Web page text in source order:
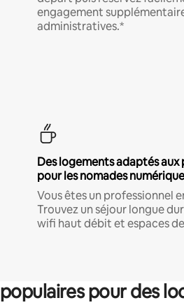
engagement
administratives.*
Des logements adaptés aux
pour les nomades
Vous êtes un professionnel
Trouvez un séjour longue
wifi haut débit et espaces
pour des